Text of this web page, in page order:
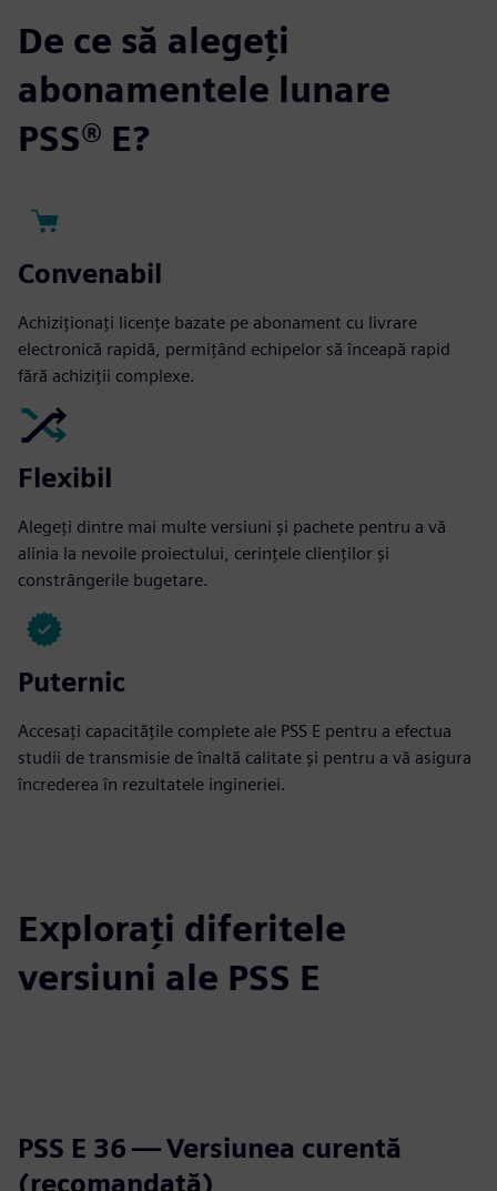
De ce să alegeți
abonamentele lunare
PSS® E?
Convenabil
Achiziționați licențe bazate pe abonament cu livrare
electronică rapidă, permițând echipelor să înceapă rapid
fără achiziții complexe.
Flexibil
Alegeți dintre mai multe versiuni și pachete pentru a vă
alinia la nevoile proiectului, cerințele clienților și
constrângerile bugetare.
Puternic
Accesați capacitățile complete ale PSS E pentru a efectua
studii de transmisie de înaltă calitate și pentru a vă asigura
încrederea în rezultatele ingineriei.
Explorați diferitele
versiuni ale PSS E
PSS E 36 — Versiunea curentă
(recomandată)